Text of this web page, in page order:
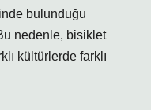
bulunduğu
nedenle, bisiklet
kültürlerde farklı